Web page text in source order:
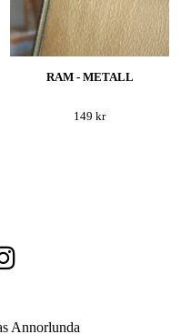
RAM - METALL
149 kr
Annorlunda